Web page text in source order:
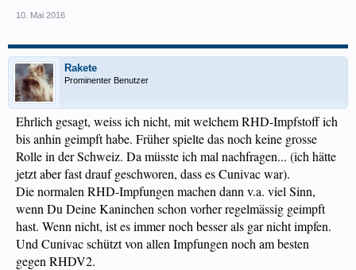
10. Mai 2016
Rakete
Prominenter Benutzer
Ehrlich gesagt, weiss ich nicht, mit welchem RHD-Impfstoff ich
bis anhin geimpft habe. Früher spielte das noch keine grosse
Rolle in der Schweiz. Da müsste ich mal nachfragen... (ich hätte
jetzt aber fast drauf geschworen, dass es Cunivac war).
Die normalen RHD-Impfungen machen dann v.a. viel Sinn,
wenn Du Deine Kaninchen schon vorher regelmässig geimpft
hast. Wenn nicht, ist es immer noch besser als gar nicht impfen.
Und Cunivac schützt von allen Impfungen noch am besten
gegen RHDV2.